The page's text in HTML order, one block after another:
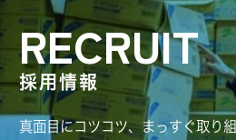
RECRUIT
採用情報
真面目にコツコツ、まっすぐ取り